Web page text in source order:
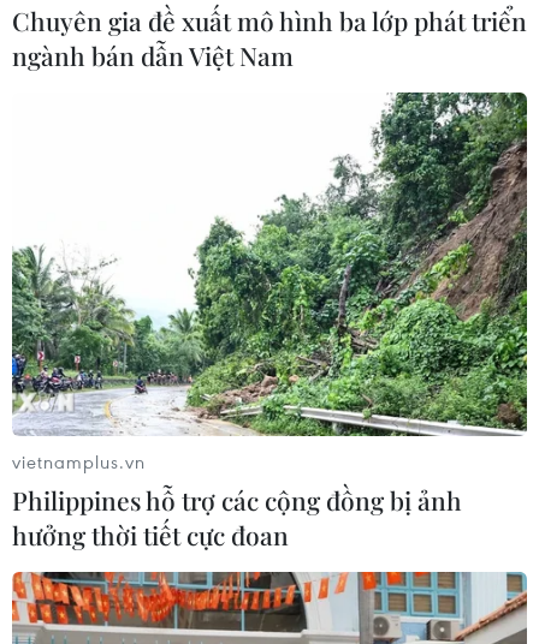
mùa càphê mới hiện trong giai đoạn phát triển
quả, hứa hẹn sẽ tiếp tục có một vụ mùa bội thu./.
(TTXVN/Vietnam+)
#gạo xuất khẩu #Việt Nam và Thái Lan
#nông sản
Chuyên gia đề xuất mô hình ba lớp phát triển
ngành bán dẫn Việt Nam
vietnamplus.vn
Philippines hỗ trợ các cộng đồng bị ảnh
hưởng thời tiết cực đoan